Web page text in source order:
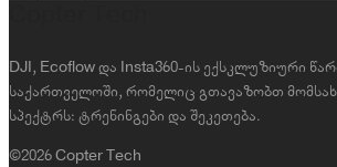
DJI, Ecoflow და Insta360-ის ექსკლუზიური
საქართველოში, რომელიც გთავაზობთ
სპექტრს: ტრენინგები და შეკეთება.
©2026 Copter Tech